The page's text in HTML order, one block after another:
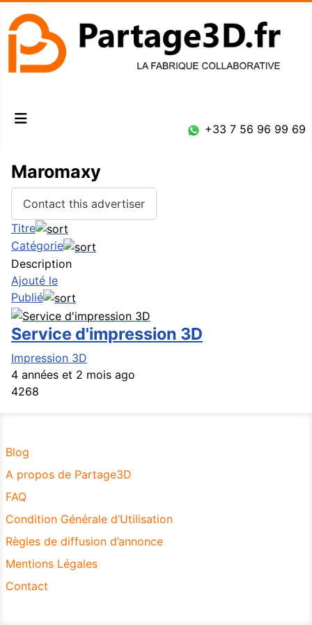
+33 7 56 96 99 69
Maromaxy
Contact this advertiser
Titre
Catégorie
Description
Ajouté le
Publié
Service d'impression 3D
Impression 3D
4 années et 2 mois ago
4268
Blog
A propos de Partage3D
FAQ
Condition Générale d’Utilisation
Règles de diffusion d’annonce
Mentions Légales
Contact